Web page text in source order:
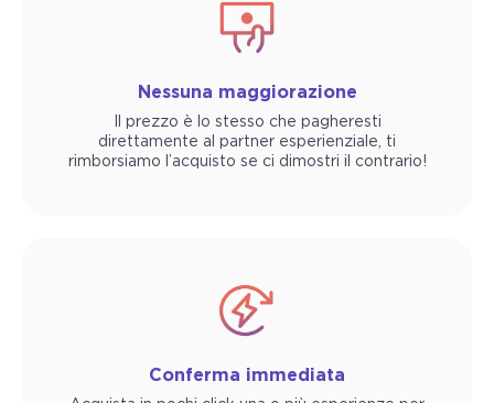
Nessuna maggiorazione
Il prezzo è lo stesso che pagheresti
direttamente al partner esperienziale, ti
rimborsiamo l’acquisto se ci dimostri il contrario!
Conferma immediata